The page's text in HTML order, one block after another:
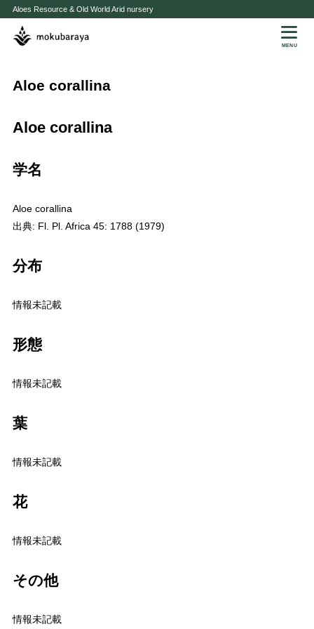
Aloes Resource & Old World Arid nursery
MENU
Aloe corallina
Aloe corallina
学名
Aloe corallina
出典: Fl. Pl. Africa 45: 1788 (1979)
分布
情報未記載
形態
情報未記載
葉
情報未記載
花
情報未記載
その他
情報未記載